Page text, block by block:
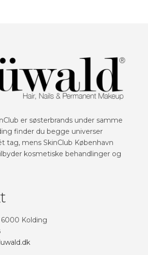
er søsterbrands under samme
finder du begge universer
tag, mens SkinClub København
kosmetiske behandlinger og
6000 Kolding